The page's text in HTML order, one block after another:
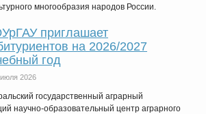
многообразия народов России.
приглашает
на 2026/2027
год
2026
государственный аграрный
научно-образовательный центр аграрного